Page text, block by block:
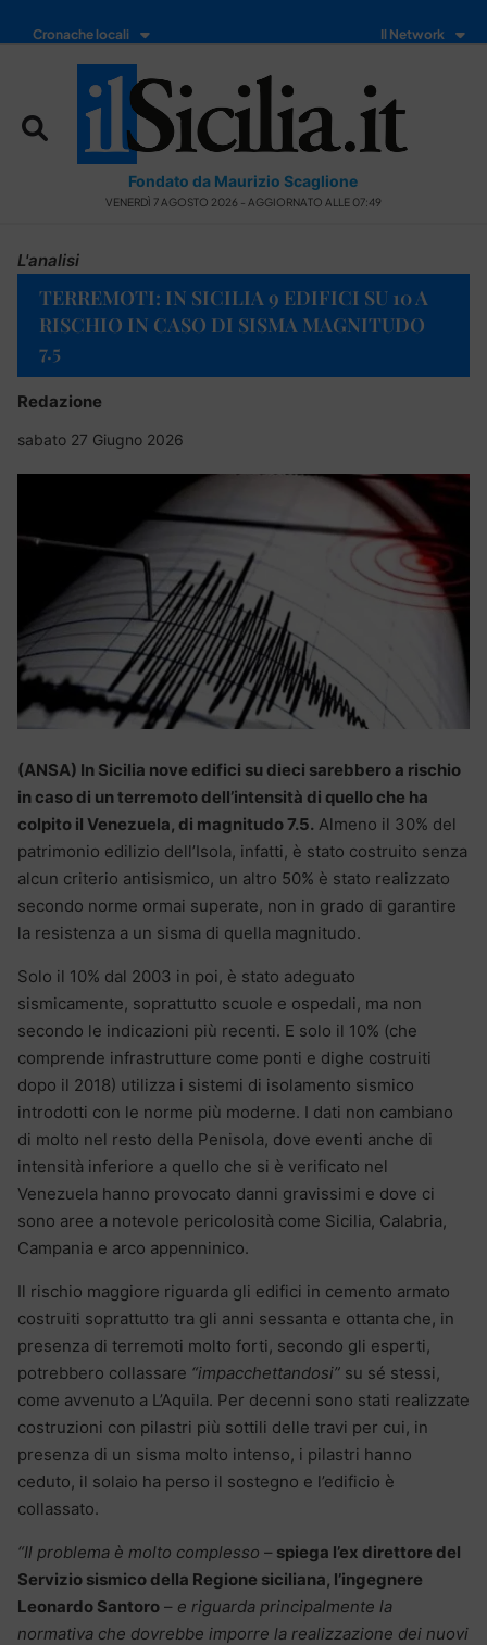
Cronache locali Il Network
Fondato da Maurizio Scaglione
VENERDÌ 7 AGOSTO 2026 - AGGIORNATO ALLE 07:49
L'analisi
TERREMOTI: IN SICILIA 9 EDIFICI SU 10 A
RISCHIO IN CASO DI SISMA MAGNITUDO
7.5
Redazione
sabato 27 Giugno 2026
(ANSA) In Sicilia nove edifici su dieci sarebbero a rischio
in caso di un terremoto dell’intensità di quello che ha
colpito il Venezuela, di magnitudo 7.5. Almeno il 30% del
patrimonio edilizio dell’Isola, infatti, è stato costruito senza
alcun criterio antisismico, un altro 50% è stato realizzato
secondo norme ormai superate, non in grado di garantire
la resistenza a un sisma di quella magnitudo.
Solo il 10% dal 2003 in poi, è stato adeguato
sismicamente, soprattutto scuole e ospedali, ma non
secondo le indicazioni più recenti. E solo il 10% (che
comprende infrastrutture come ponti e dighe costruiti
dopo il 2018) utilizza i sistemi di isolamento sismico
introdotti con le norme più moderne. I dati non cambiano
di molto nel resto della Penisola, dove eventi anche di
intensità inferiore a quello che si è verificato nel
Venezuela hanno provocato danni gravissimi e dove ci
sono aree a notevole pericolosità come Sicilia, Calabria,
Campania e arco appenninico.
Il rischio maggiore riguarda gli edifici in cemento armato
costruiti soprattutto tra gli anni sessanta e ottanta che, in
presenza di terremoti molto forti, secondo gli esperti,
potrebbero collassare “impacchettandosi” su sé stessi,
come avvenuto a L’Aquila. Per decenni sono stati realizzate
costruzioni con pilastri più sottili delle travi per cui, in
presenza di un sisma molto intenso, i pilastri hanno
ceduto, il solaio ha perso il sostegno e l’edificio è
collassato.
“Il problema è molto complesso – spiega l’ex direttore del
Servizio sismico della Regione siciliana, l’ingegnere
Leonardo Santoro – e riguarda principalmente la
normativa che dovrebbe imporre la realizzazione dei nuovi